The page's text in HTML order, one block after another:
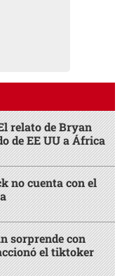
relato de Bryan
de EE UU a África
no cuenta con el
sorprende con
el tiktoker